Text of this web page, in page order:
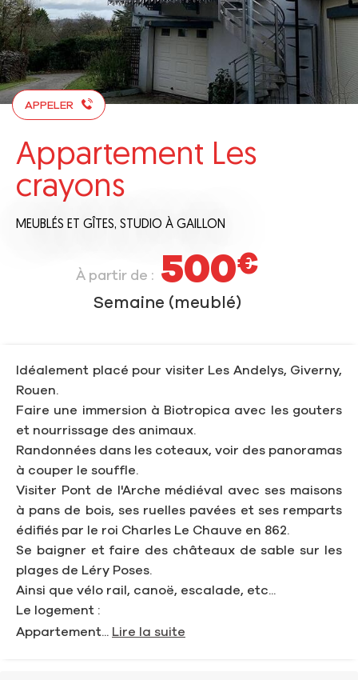
APPELER
Appartement Les
crayons
MEUBLÉS ET GÎTES, STUDIO À GAILLON
À partir de : 500€
Semaine (meublé)
Idéalement placé pour visiter Les Andelys, Giverny,
Rouen.
Faire une immersion à Biotropica avec les gouters
et nourrissage des animaux.
Randonnées dans les coteaux, voir des panoramas
à couper le souffle.
Visiter Pont de l'Arche médiéval avec ses maisons
à pans de bois, ses ruelles pavées et ses remparts
édifiés par le roi Charles Le Chauve en 862.
Se baigner et faire des châteaux de sable sur les
plages de Léry Poses.
Ainsi que vélo rail, canoë, escalade, etc...
Le logement :
Appartement... Lire la suite